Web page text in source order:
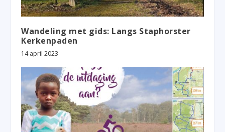
Wandeling met gids: Langs Staphorster
Kerkenpaden
14 april 2023